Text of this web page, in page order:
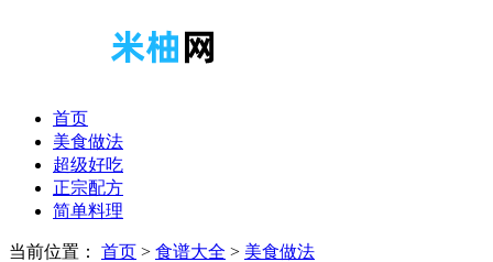
首页
美食做法
超级好吃
正宗配方
简单料理
当前位置： 首页 > 食谱大全 > 美食做法